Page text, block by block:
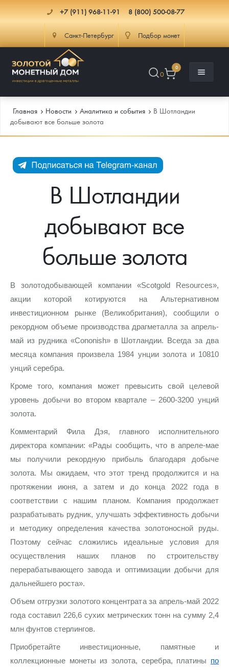
+7 (911) 968-11-91 8 (800) 500-08-77
Санкт-Петербург Подбор монет
0
0
Каталог Монет
Инвестиционные монеты
Монеты Россия и СССР
Иностранные
Памятные и старинные монеты
Памятные монеты России и СССР
Монеты Царской России
Монеты стран мира после 1950г
Монеты и жетоны ЗМД
Георгий Победоносец
Золотой червонец Сеятель
Золотые слитки
Аксессуары
Год Лошади
Флот: ледоколы и корабли
Жетоны "Необыкновенные обитатели глубин"
Русская нумизматика
Золотая карманная галерея
Монеты и жетоны из недрагоценных металлов
Книги по нумизматике
Инфо
Как сделать заказ
Клуб ЗМД
Выкуп монет
Выкуп серебряных монет
Вопрос - ответ
Памятка для работы с монетами из драгметаллов
Монеты
Политика конфиденциальности
Политика использования Cookies
Подбор монет
Информация
Распродажа монет и жетонов
Аналитика и события
Итоги 2025 года. Прогноз курсов золота, серебра, платины на
2026 год
Cтатьи
Георгий Победоносец - динамика цен
Курс золота и серебра
Лом выкуп
Скупка слитков
Контакты
О нас
Наши преимущества
Письмо директору
Пресс-служба
Главная Новости Аналитика и события
В Шотландии
добывают все больше золота
В Шотландии
добывают все
больше золота
В золотодобывающей компании «Scotgold Resources»,
акции которой котируются на Альтернативном
инвестиционном рынке (Великобритания), сообщили о
рекордном объеме производства драгметалла за апрель-
май из рудника «Cononish» в Шотландии. Всегда за два
месяца компания произвела 1984 унции золота и 10810
унций серебра.
Кроме того, компания может превысить свой целевой
уровень добычи во втором квартале – 2600-3200 унций
золота.
Комментарий Фила Дэя, главного исполнительного
директора компании: «Рады сообщить, что в апреле-мае
мы получили рекордную прибыль благодаря добыче
золота. Мы ожидаем, что этот тренд продолжится и на
протяжении июня, а затем и до конца 2022 года в
соответствии с нашим планом. Компания продолжает
разрабатывать рудник, улучшать эффективность добычи
и методику определения качества золотоносной руды.
Поэтому сейчас сложились идеальные условия для
осуществления наших планов по строительству
перерабатывающего завода и оптимизации добычи для
дальнейшего роста».
Объем отгрузки золотого концентрата за апрель-май 2022
года составил 226,6 сухих метрических тонн на сумму 2,4
млн фунтов стерлингов.
Приобретайте инвестиционные, памятные и
коллекционные монеты из золота, серебра, платины по